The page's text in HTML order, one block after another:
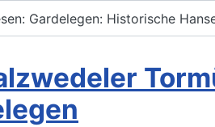
Gardelegen: Historische